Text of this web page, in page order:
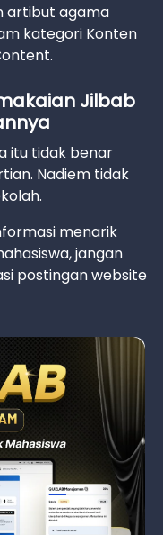
artibut agama
kategori Konten
Jilbab
itu tidak benar
Nadiem tidak
menarik
jangan
postingan website